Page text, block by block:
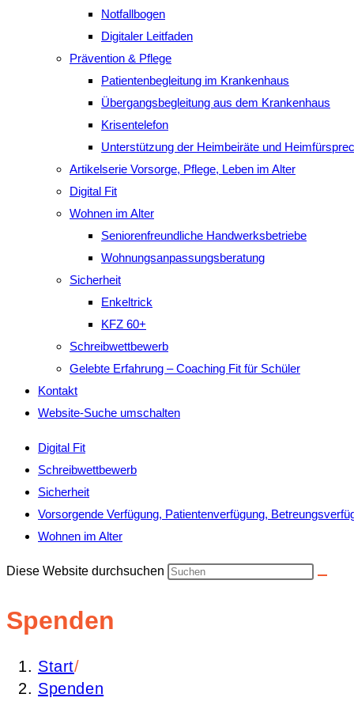
Notfallbogen
Digitaler Leitfaden
Prävention & Pflege
Patientenbegleitung im Krankenhaus
Übergangsbegleitung aus dem Krankenhaus
Krisentelefon
Unterstützung der Heimbeiräte und
Artikelserie Vorsorge, Pflege, Leben im Alter
Digital Fit
Wohnen im Alter
Seniorenfreundliche Handwerksbetriebe
Wohnungsanpassungsberatung
Sicherheit
Enkeltrick
KFZ 60+
Schreibwettbewerb
Gelebte Erfahrung – Coaching Fit für Schüler
Kontakt
Website-Suche umschalten
Digital Fit
Schreibwettbewerb
Sicherheit
Vorsorgende Verfügung, Patientenverfügung,
Wohnen im Alter
Diese Website durchsuchen
Spenden
Start/
Spenden